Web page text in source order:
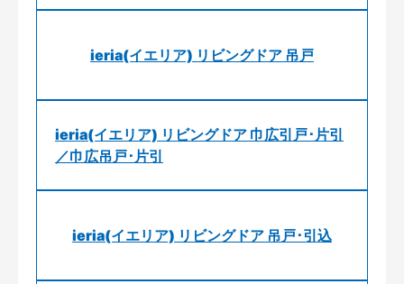
ieria(イエリア) リビングドア 吊戸
ieria(イエリア) リビングドア 巾広引戸･片引
／巾広吊戸･片引
ieria(イエリア) リビングドア 吊戸･引込